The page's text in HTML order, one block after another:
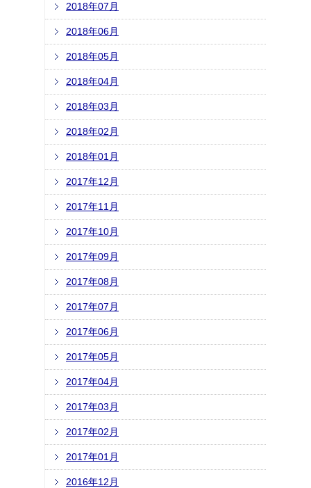
2018年07月
2018年06月
2018年05月
2018年04月
2018年03月
2018年02月
2018年01月
2017年12月
2017年11月
2017年10月
2017年09月
2017年08月
2017年07月
2017年06月
2017年05月
2017年04月
2017年03月
2017年02月
2017年01月
2016年12月